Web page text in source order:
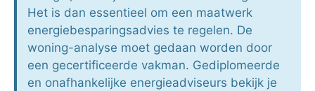
Het is dan essentieel om een maatwerk
energiebesparingsadvies te regelen. De
woning-analyse moet gedaan worden door
een gecertificeerde vakman. Gediplomeerde
en onafhankelijke energieadviseurs bekijk je